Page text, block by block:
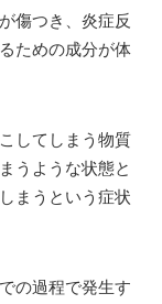
傷つき、炎症反
ための成分が体
してしまう物質
うような状態と
まうという症状
の過程で発生す